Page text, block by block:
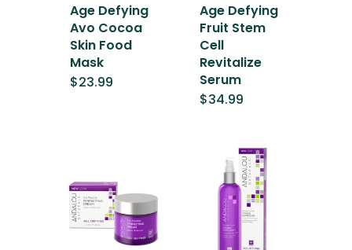
Age Defying
Avo Cocoa
Skin Food
Mask
$23.99
Age Defying
Fruit Stem
Cell
Revitalize
Serum
$34.99